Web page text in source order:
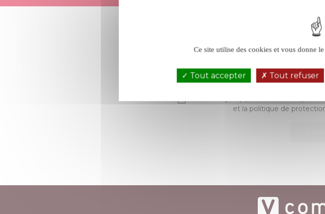
ABONNEZ-VOUS
et la politique de
Ce site utilise des cookies et vous donne
Tout accepter Tout refuser